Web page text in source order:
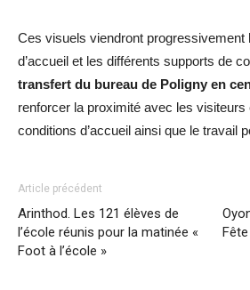
Ces visuels viendront progressivement
d’accueil et les différents supports de
transfert du bureau de Poligny en
renforcer la proximité avec les visiteurs
conditions d’accueil ainsi que le travail
Article précédent
Arinthod. Les 121 élèves de
l’école réunis pour la matinée «
Foot à l’école »